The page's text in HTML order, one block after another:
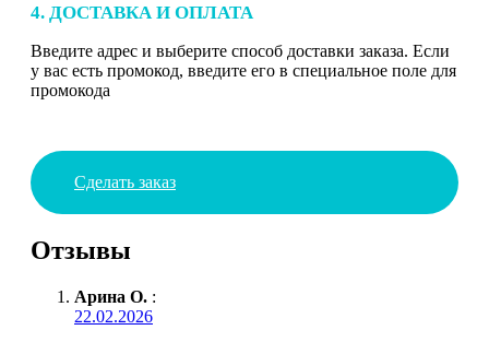
4. ДОСТАВКА И ОПЛАТА
Введите адрес и выберите способ доставки заказа. Если
у вас есть промокод, введите его в специальное поле для
промокода
Сделать заказ
Отзывы
Арина О. :
22.02.2026